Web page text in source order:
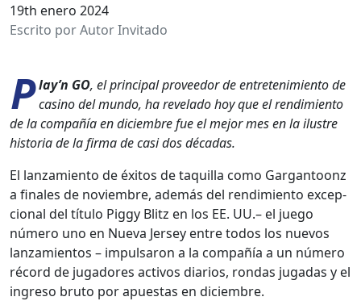
19th enero 2024
Escrito por Autor Invitado
Play’n GO, el prin­ci­pal provee­dor de entreten­imien­to de
casi­no del mun­do, ha rev­e­la­do hoy que el rendimien­to
de la com­pañía en diciem­bre fue el mejor mes en la ilus­tre
his­to­ria de la fir­ma de casi dos décadas.
El lan­za­mien­to de éxi­tos de taquil­la como Gar­gan­toonz
a finales de noviem­bre, además del rendimien­to excep­
cional del títu­lo Pig­gy Blitz en los EE. UU.– el juego
número uno en Nue­va Jer­sey entre todos los nuevos
lan­za­mien­tos – impul­saron a la com­pañía a un número
récord de jugadores activos diar­ios, ron­das jugadas y el
ingre­so bru­to por apues­tas en diciem­bre.